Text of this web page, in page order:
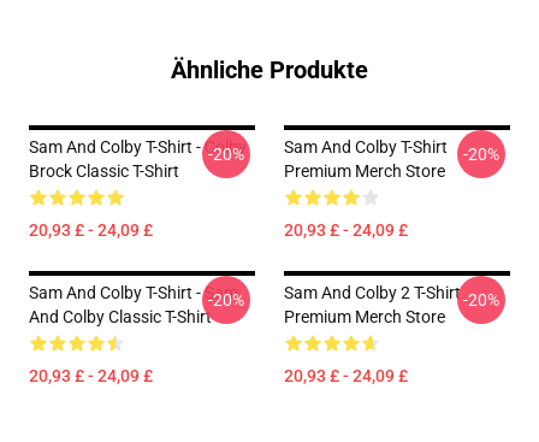
Ähnliche Produkte
Sam And Colby T-Shirt - Colby
Brock Classic T-Shirt
20,93 £ - 24,09 £
-20%
Sam And Colby T-Shirt
Premium Merch Store
20,93 £ - 24,09 £
-20%
Sam And Colby T-Shirt - Sam
And Colby Classic T-Shirt
20,93 £ - 24,09 £
-20%
Sam And Colby 2 T-Shirt
Premium Merch Store
20,93 £ - 24,09 £
-20%